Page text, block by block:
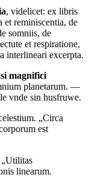
, videlicet: ex libris
et reminiscentia, de
somniis, de
et respiratione,
interlineari excerpta.
magnifici
planetarum. —
vnde sin husfruwe.
„Circa
est
linearum.